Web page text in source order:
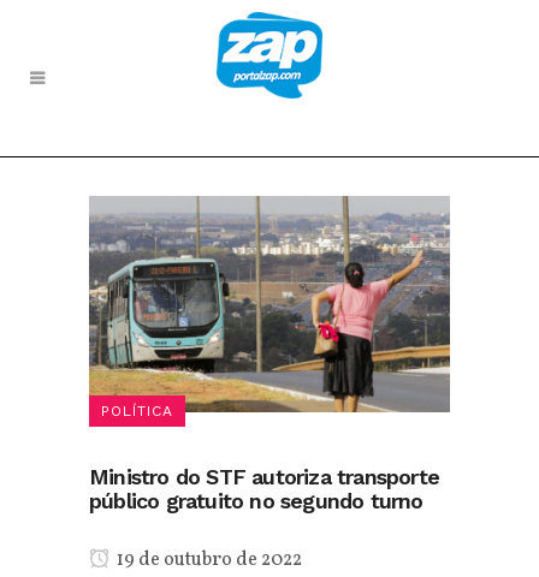
POLÍTICA
Ministro do STF autoriza transporte
público gratuito no segundo turno
19 de outubro de 2022